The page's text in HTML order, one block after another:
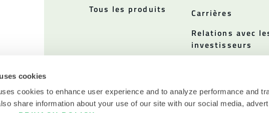
cookies
cookies to enhance user experience and to analyze performance and
share information about your use of our site with our social media,
Tous les produits
Carrières
Relations avec
investisseurs